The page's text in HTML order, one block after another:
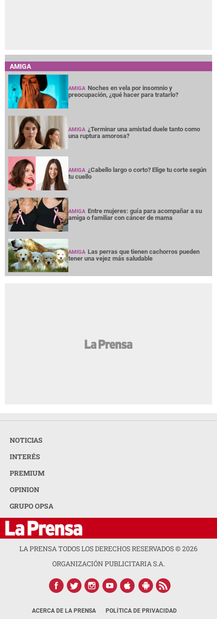
AMIGA
AMIGA Noches en vela por insomnio y
preocupación, ¿qué hacer para tratarlo?
AMIGA ¿Terminar una amistad duele tanto como
una ruptura amorosa?
AMIGA ¿Cabello largo o corto? Elige tu corte según
tu cuello
AMIGA Entre mujeres: guía para acompañar a su
amiga o familiar con cáncer de mama
AMIGA Las perras que tienen cachorros pueden
tener una vejez más saludable
NOTICIAS
INTERÉS
PREMIUM
OPINION
GRUPO OPSA
LA PRENSA TODOS LOS DERECHOS RESERVADOS ©2026
ORGANIZACIÓN PUBLICITARIA S.A.
ACERCA DE LA PRENSA POLÍTICA DE PRIVACIDAD